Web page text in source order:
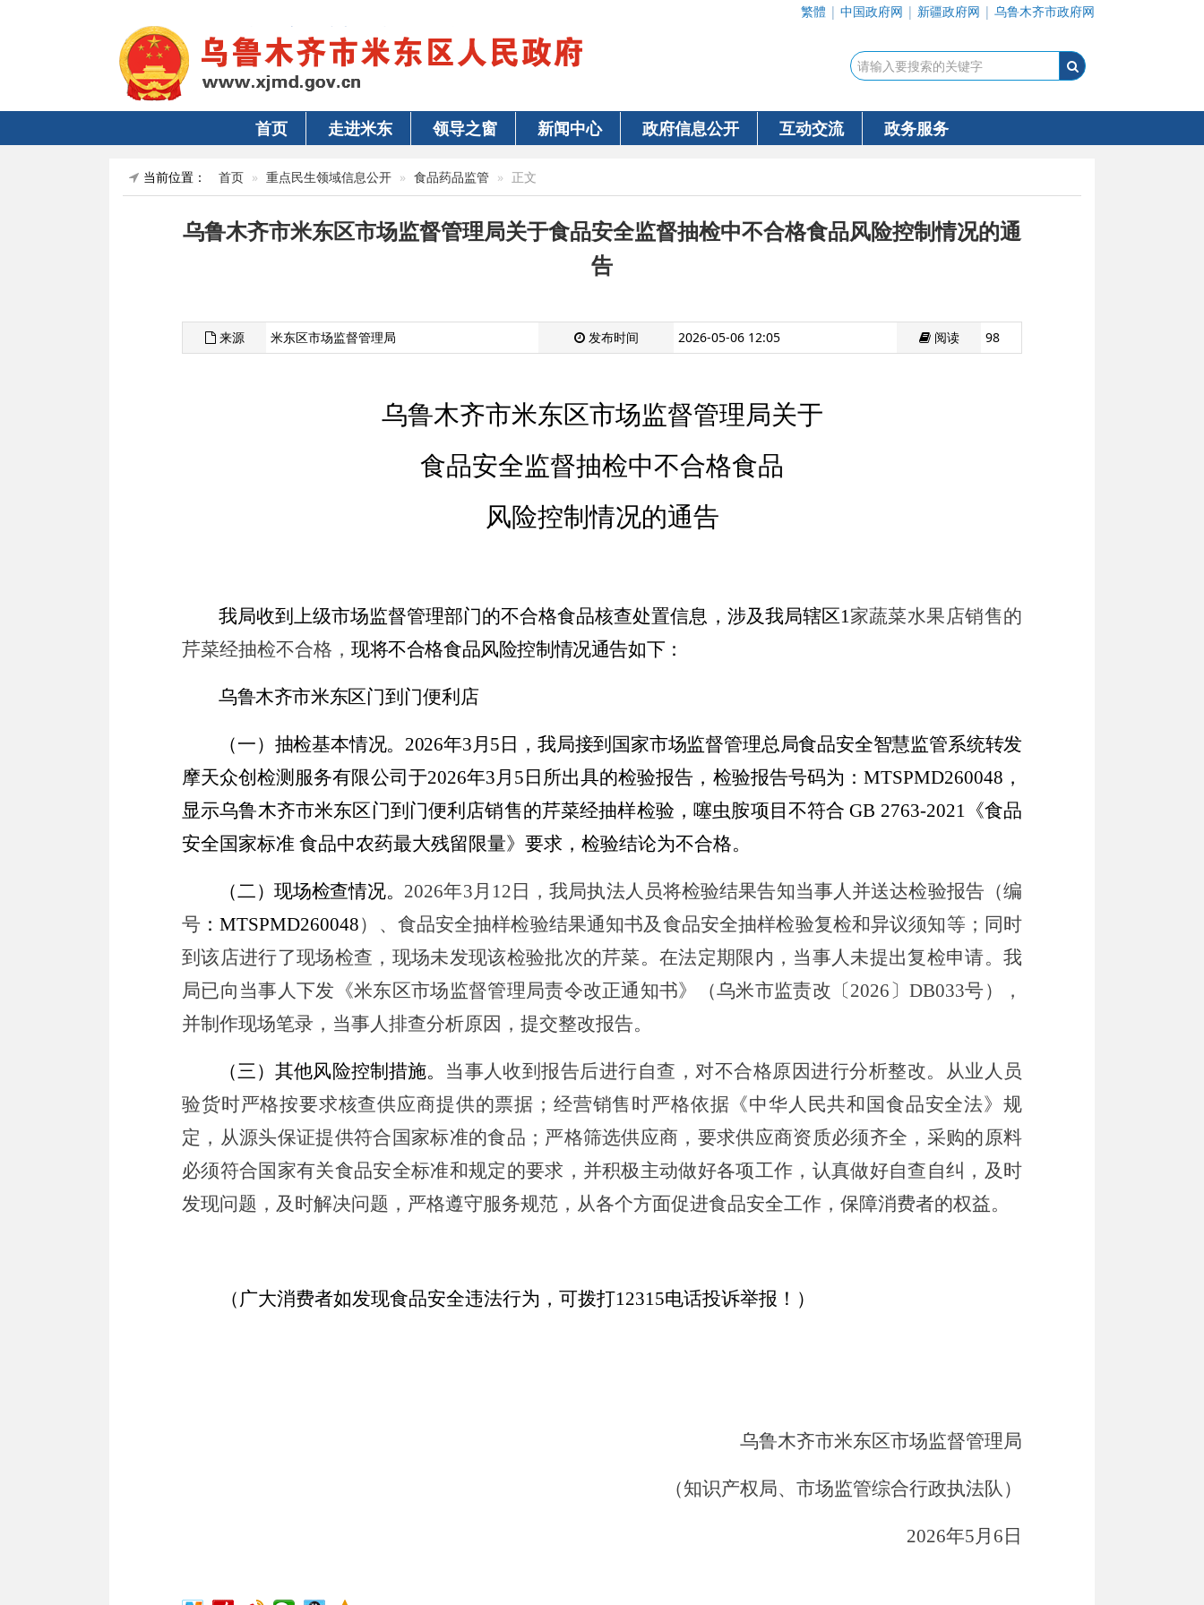
繁體 | 中国政府网 | 新疆政府网 | 乌鲁木齐市政府网
首页 走进米东 领导之窗 新闻中心 政府信息公开 互动交流 政务服务
当前位置： 首页 重点民生领域信息公开 食品药品监管 正文
乌鲁木齐市米东区市场监督管理局关于食品安全监督抽检中不合格食品风险控制情况的通
告
来源 米东区市场监督管理局 发布时间 2026-05-06 12:05 阅读 98
乌鲁木齐市米东区市场监督管理局关于
食品安全监督抽检中不合格食品
风险控制情况的通告
我局收到上级市场监督管理部门的不合格食品核查处置信息，涉及我局辖区1家蔬菜水果店销售的
芹菜经抽检不合格， 现将不合格食品风险控制情况通告如下：
乌鲁木齐市米东区门到门便利 店
（一）抽检基本情况。 2026年3月 5 日，我局接到国家市场监督管理总局食品安全智慧监管系统转发
摩天众创检测服务有限公司于2026年3月 5 日所出具的检验报告，检验报告号码为 ： MTSPMD260048 ，
显示乌鲁木齐市米东区门到门便利店销售的芹菜经抽样检验，噻虫胺项目不符合 GB 2763-2021 《食品
安全国家标准 食品中农药最大残留限量》要求，检验结论为不合格。
（二）现场检查情况。 2026年3月 12 日，我局执法人员将检验结果告知当事人并送达检验报告（编
号 ：MTSPMD260048）、食品安全抽样检验结果通知书及食品安全抽样检验复检和异议须知等；同时
到该店进行了现场检查，现场未发现该检验批次的芹菜。在法定期限内，当事人未提出复检申请。我
局已向当事人下发 《米东区市场监督管理局责令改正通知书》（乌米市监责改〔2026 〕DB033号），
并制作现场笔录，当事人排查分析原因，提交整改报告。
（三）其他风险控制措施。 当事人收到报告后进行自查，对不合格原因进行分析整改。从业人员
验货时严格按要求核查供应商提供的票据；经营销售时严格依据《中华人民共和国食品安全法》规
定，从源头保证提供符合国家标准的食品；严格筛选供应商，要求供应商资质必须齐全，采购的原料
必须符合国家有关食品安全标准和规定的要求，并积极主动做好各项工作，认真做好自查自纠，及时
发现问题，及时解决问题，严格遵守服务规范，从各个方面促进食品安全工作，保障消费者的权益。
（广大消费者如发现食品安全违法行为，可拨打12315电话投诉举报！）
乌鲁木齐市米东区市场监督管理局
（知识产权局、市场监管综合行政执法队）
2026年5月 6 日